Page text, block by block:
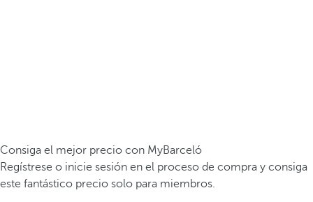
Consiga el mejor precio con MyBarceló
Regístrese o inicie sesión en el proceso de compra y consiga
este fantástico precio solo para miembros.